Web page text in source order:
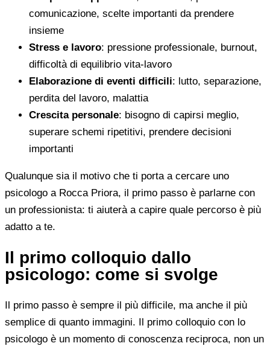
comunicazione, scelte importanti da prendere
insieme
Stress e lavoro: pressione professionale, burnout,
difficoltà di equilibrio vita-lavoro
Elaborazione di eventi difficili: lutto, separazione,
perdita del lavoro, malattia
Crescita personale: bisogno di capirsi meglio,
superare schemi ripetitivi, prendere decisioni
importanti
Qualunque sia il motivo che ti porta a cercare uno
psicologo a Rocca Priora, il primo passo è parlarne con
un professionista: ti aiuterà a capire quale percorso è più
adatto a te.
Il primo colloquio dallo
psicologo: come si svolge
Il primo passo è sempre il più difficile, ma anche il più
semplice di quanto immagini. Il primo colloquio con lo
psicologo è un momento di conoscenza reciproca, non un